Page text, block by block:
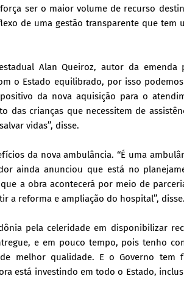
ser o maior volume de recurso
de uma gestão transparente que tem
Alan Queiroz, autor da emenda
o Estado equilibrado, por isso podemos
da nova aquisição para o
das crianças que necessitem de
vidas’’, disse.
da nova ambulância. ‘‘É uma
ainda anunciou que está no
a obra acontecerá por meio de parceria
a reforma e ampliação do hospital’’, disse.
pela celeridade em disponibilizar
e em pouco tempo, pois tenho
melhor qualidade. E o Governo tem
está investindo em todo o Estado,